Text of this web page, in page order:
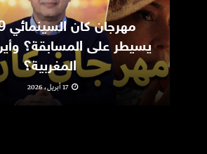
يسيطر على المسابقة؟
المغربية؟
17 أبريل، 2026